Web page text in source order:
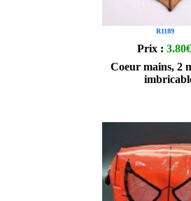
R1189
Prix : 3.80€
Coeur mains, 2